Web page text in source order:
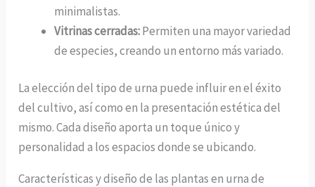
minimalistas.
Vitrinas cerradas:Permiten una mayor variedad
de especies, creando un entorno más variado.
La elección del tipo de urna puede influir en el éxito
del cultivo, así como en la presentación estética del
mismo. Cada diseño aporta un toque único y
personalidad a los espacios donde se ubicando.
Características y diseño de las plantas en urna de